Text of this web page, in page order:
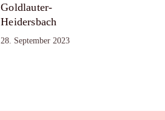
Goldlauter-
Heidersbach
28. September 2023